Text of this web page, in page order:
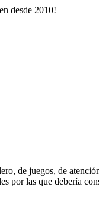
desde 2010!
de juegos, de
por las que debería